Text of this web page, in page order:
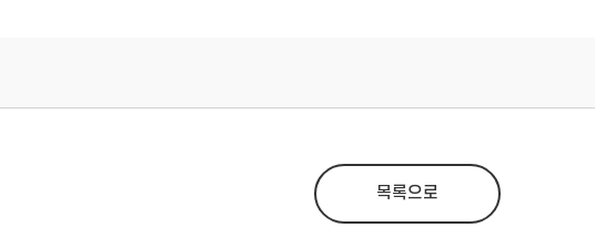
목록으로